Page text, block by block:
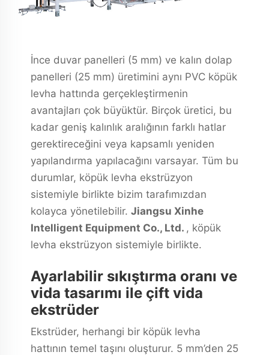
İnce duvar panelleri (5 mm) ve kalın dolap
panelleri (25 mm) üretimini aynı PVC köpük
levha hattında gerçekleştirmenin
avantajları çok büyüktür. Birçok üretici, bu
kadar geniş kalınlık aralığının farklı hatlar
gerektireceğini veya kapsamlı yeniden
yapılandırma yapılacağını varsayar. Tüm bu
durumlar, köpük levha ekstrüzyon
sistemiyle birlikte bizim tarafımızdan
kolayca yönetilebilir. Jiangsu Xinhe
Intelligent Equipment Co., Ltd. , köpük
levha ekstrüzyon sistemiyle birlikte.
Ayarlabilir sıkıştırma oranı ve
vida tasarımı ile çift vida
ekstrüder
Ekstrüder, herhangi bir köpük levha
hattının temel taşını oluşturur. 5 mm’den 25